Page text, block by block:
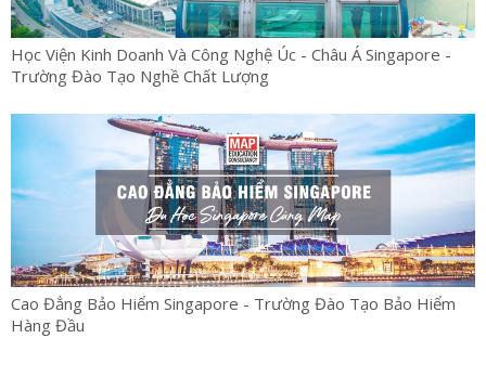
Học Viện Kinh Doanh Và Công Nghệ Úc - Châu Á Singapore -
Trường Đào Tạo Nghề Chất Lượng
Cao Đẳng Bảo Hiểm Singapore - Trường Đào Tạo Bảo Hiểm
Hàng Đầu